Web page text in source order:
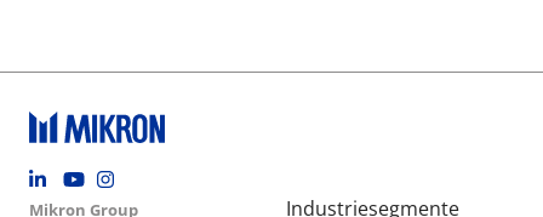
Footer social
Mikron Group Industriesegmente